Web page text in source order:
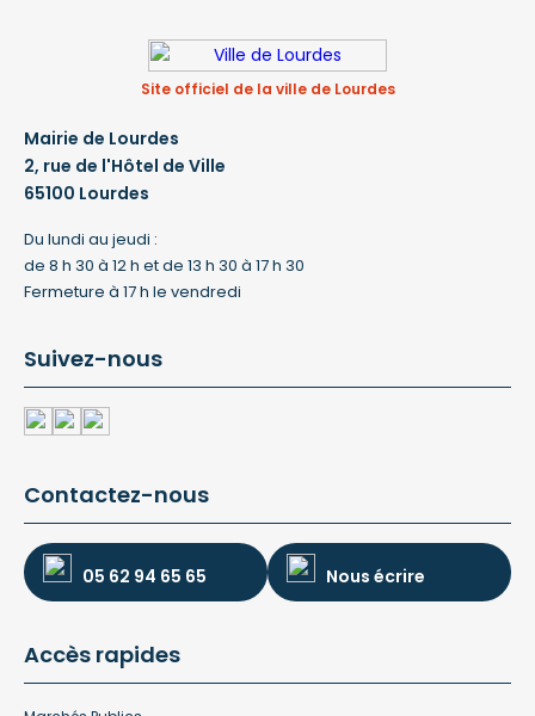
Site officiel de la ville de Lourdes
Mairie de Lourdes
2, rue de l'Hôtel de Ville
65100 Lourdes
Du lundi au jeudi :
de 8 h 30 à 12 h et de 13 h 30 à 17 h 30
Fermeture à 17 h le vendredi
Suivez-nous
Contactez-nous
05 62 94 65 65 Nous écrire
Accès rapides